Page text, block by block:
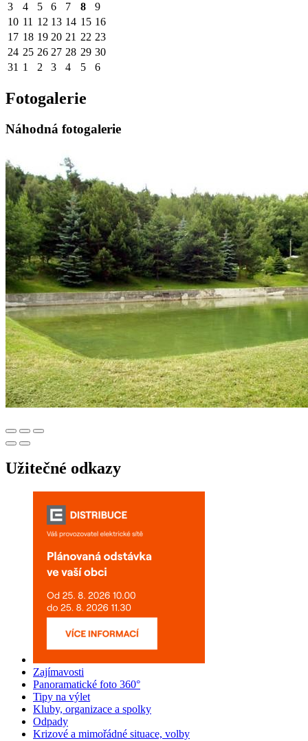
3 4 5 6 7 8
9
10 11 12 13 14 15 16
17 18 19 20 21 22 23
24 25 26 27 28 29 30
31 1 2 3 4 5 6
Fotogalerie
Náhodná fotogalerie
Užitečné odkazy
Zajímavosti
Panoramatické foto 360°
Tipy na výlet
Kluby, organizace a spolky
Odpady
Krizové a mimořádné situace, volby